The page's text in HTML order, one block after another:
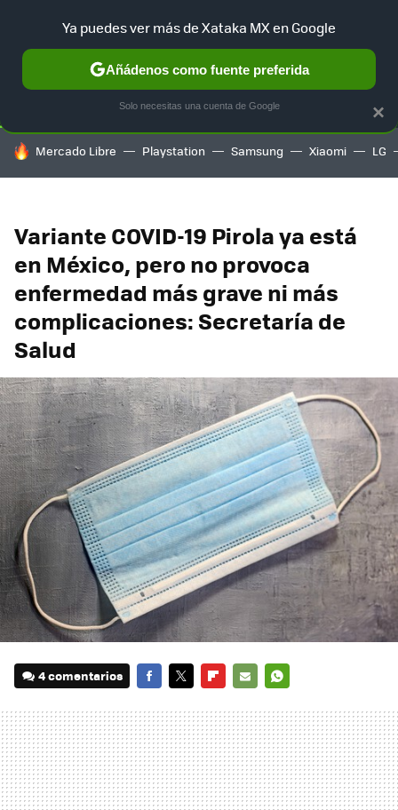
SELECCIÓN GAMING HOME AUTO TERRITORIO
HOY SE HABLA DE
Mercado Libre Playstation Samsung Xiaomi LG
Variante COVID-19 Pirola ya está
en México, pero no provoca
enfermedad más grave ni más
complicaciones: Secretaría de
Salud
4 comentarios
MAIL
×
Ya puedes ver más de Xataka MX en Google
Añádenos como fuente preferida
Solo necesitas una cuenta de Google